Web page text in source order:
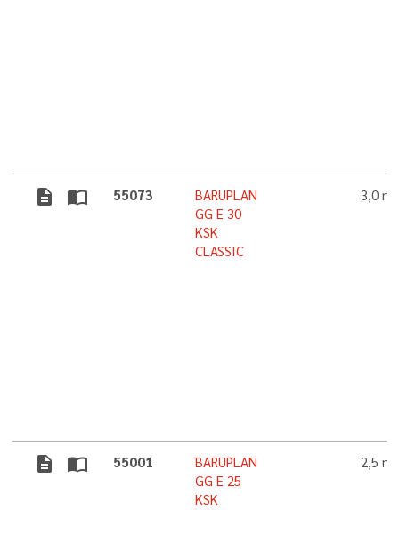
description import_contacts 55073
BARUPLAN
GG E 30
KSK
CLASSIC
3,0
description import_contacts 55001
BARUPLAN
GG E 25
KSK
2,5